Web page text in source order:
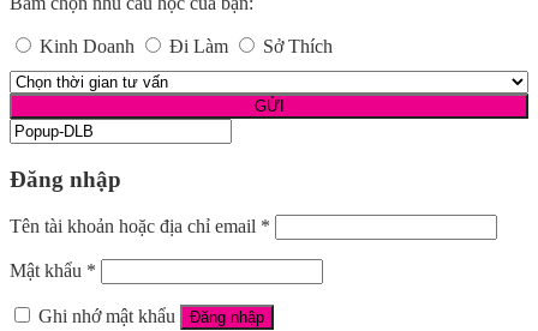
Kinh Doanh Đi Làm Sở Thích
Đăng nhập
Tên tài khoản hoặc địa chỉ email *
Mật khẩu *
Ghi nhớ mật khẩu Đăng nhập